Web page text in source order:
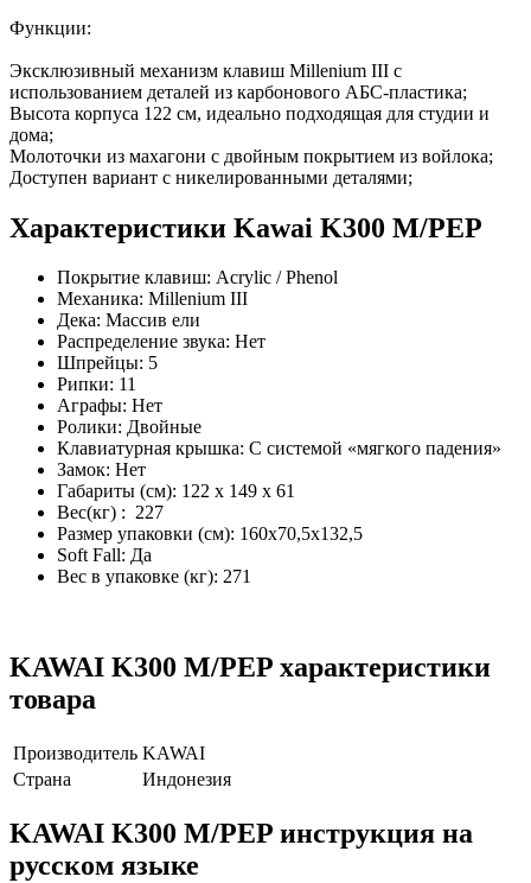
Функции:
Эксклюзивный механизм клавиш Millenium III с
использованием деталей из карбонового АБС-пластика;
Высота корпуса 122 см, идеально подходящая для студии и
дома;
Молоточки из махагони с двойным покрытием из войлока;
Доступен вариант с никелированными деталями;
Характеристики Kawai K300 M/PEP
Покрытие клавиш: Acrylic / Phenol
Механика: Millenium III
Дека: Массив ели
Распределение звука: Нет
Шпрейцы: 5
Рипки: 11
Аграфы: Нет
Ролики: Двойные
Клавиатурная крышка: С системой «мягкого падения»
Замок: Нет
Габариты (см): 122 x 149 x 61
Вес(кг) : 227
Размер упаковки (см): 160х70,5х132,5
Soft Fall: Да
Вес в упаковке (кг): 271
KAWAI K300 M/PEP характеристики
товара
Производитель KAWAI
Страна
Индонезия
KAWAI K300 M/PEP инструкция на
русском языке